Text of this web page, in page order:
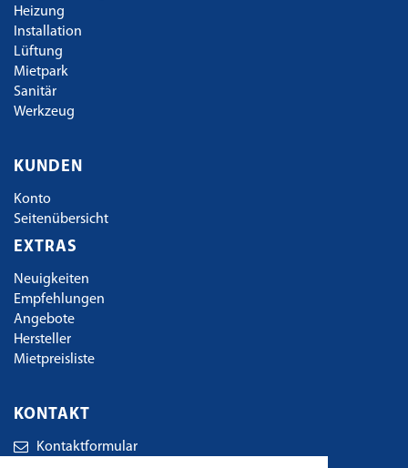
Heizung
Installation
Lüftung
Mietpark
Sanitär
Werkzeug
KUNDEN
Konto
Seitenübersicht
EXTRAS
Neuigkeiten
Empfehlungen
Angebote
Hersteller
Mietpreisliste
KONTAKT
Kontaktformular